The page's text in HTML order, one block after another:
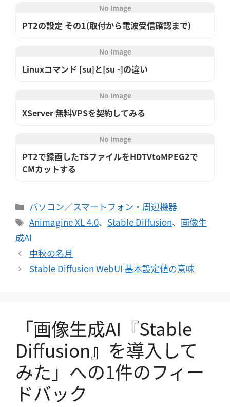
No Image
PT2の設定 その1(取付から電波受信確認まで)
No Image
Linuxコマンド [su]と[su -]の違い
No Image
XServer 無料VPSを契約してみる
No Image
PT2で録画したTSファイルをHDTVtoMPEG2で
CMカットする
カ
テ
ゴ
リ
ー
パソコン／スマートフォン・周辺機器
タ
グ
Animagine XL 4.0、 Stable Diffusion、 画像生
成AI
中秋の名月
Stable Diffusion WebUI 基本設定値の意味
「画像生成AI『Stable
Diffusion』を導入して
みた」への1件のフィー
ドバック